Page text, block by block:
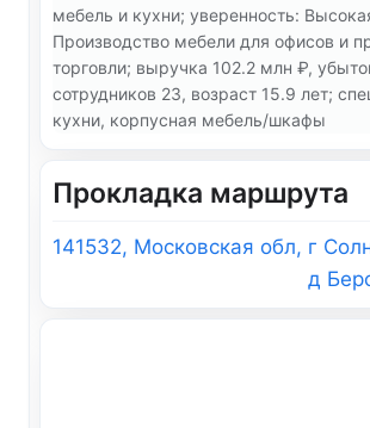
мебель и кухни; уверенность:
Производство мебели для офисов и
торговли; выручка 102.2 млн ₽,
сотрудников 23, возраст 15.9 лет;
кухни, корпусная мебель/шкафы
Прокладка маршрута
141532, Московская обл, г
д